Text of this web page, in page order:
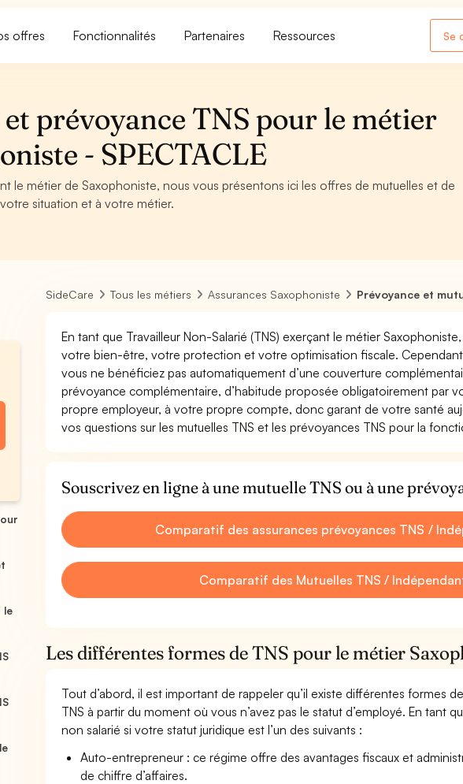
offres Fonctionnalités Partenaires Ressources Se
prévoyance TNS pour le métier
- SPECTACLE
le métier de Saxophoniste, nous vous présentons ici les offres de mutuelles et de
situation et à votre métier.
le
SideCare Tous les métiers Assurances Saxophoniste Prévoyance et
En tant que Travailleur Non-Salarié (TNS) exerçant le métier
votre bien-être, votre protection et votre optimisation fiscale.
vous ne bénéficiez pas automatiquement d’une couverture
prévoyance complémentaire, d’habitude proposée obligatoirement par
propre employeur, à votre propre compte, donc garant de votre santé
vos questions sur les mutuelles TNS et les prévoyances TNS pour la
Souscrivez en ligne à une mutuelle TNS ou à une
Comparatif des assurances prévoyances TNS /
Comparatif des Mutuelles TNS /
Les différentes formes de TNS pour le métier
Tout d’abord, il est important de rappeler qu’il existe différentes formes
TNS à partir du moment où vous n’avez pas le statut d’employé. En tant
non salarié si votre statut juridique est l’un des suivants :
Auto-entrepreneur : ce régime offre des avantages fiscaux et
de chiffre d’affaires.